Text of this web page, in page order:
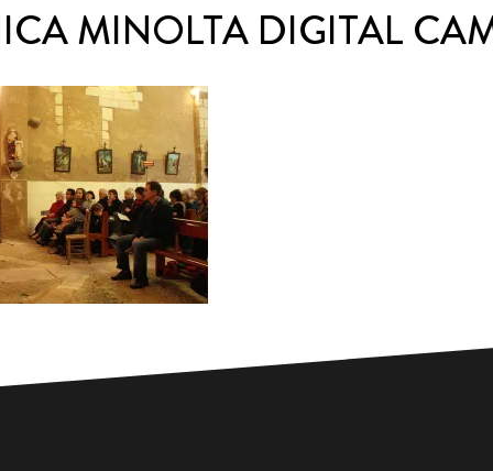
MINOLTA DIGITAL